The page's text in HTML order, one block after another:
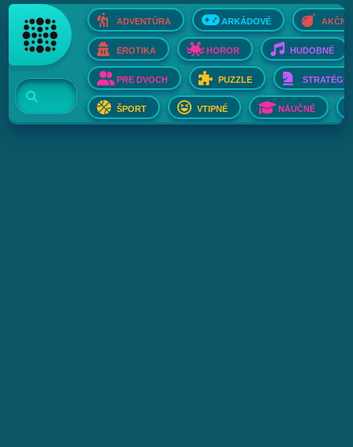
ADVENTÚRA ARKÁDOVÉ AKČNÉ
EROTIKA HOROR HUDOBNÉ
PRE DVOCH PUZZLE STRATÉGIE
ŠPORT VTIPNÉ NÁUČNÉ